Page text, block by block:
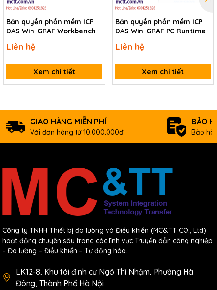
Bản quyền phần mềm ICP
DAS Win-GRAF Workbench
Liên hệ
Xem chi tiết
Bản quyền phần mềm ICP
DAS Win-GRAF PC Runtime
Liên hệ
Xem chi tiết
GIAO HÀNG MIỄN PHÍ
Với đơn hàng từ 10.000.000đ
BẢO
Bảo
Công ty TNHH Thiết bị đo lường và Điều khiển (MC&TT CO., Ltd)
hoạt động chuyên sâu trong các lĩnh vực Truyền dẫn công nghiệp
– Đo lường – Điều khiển – Tự động hóa.
LK12-8, Khu tái định cư Ngô Thì Nhậm, Phường Hà
Đông, Thành Phố Hà Nội